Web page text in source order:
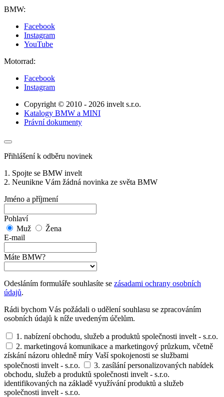
BMW:
Facebook
Instagram
YouTube
Motorrad:
Facebook
Instagram
Copyright © 2010 - 2026 invelt s.r.o.
Katalogy BMW a MINI
Právní dokumenty
Přihlášení k odběru novinek
1. Spojte se BMW invelt
2. Neunikne Vám žádná novinka ze světa BMW
Jméno a příjmení
Pohlaví
Muž
Žena
E-mail
Máte BMW?
Odesláním formuláře souhlasíte se zásadami ochrany osobních
údajů.
Rádi bychom Vás požádali o udělení souhlasu se zpracováním
osobních údajů k níže uvedeným účelům.
1. nabízení obchodu, služeb a produktů společnosti invelt - s.r.o.
2. marketingová komunikace a marketingový průzkum, včetně
získání názoru ohledně míry Vaší spokojenosti se službami
společnosti invelt - s.r.o.
3. zasílání personalizovaných nabídek
obchodu, služeb a produktů společnosti invelt - s.r.o.
identifikovaných na základě využívání produktů a služeb
společnosti invelt - s.r.o.